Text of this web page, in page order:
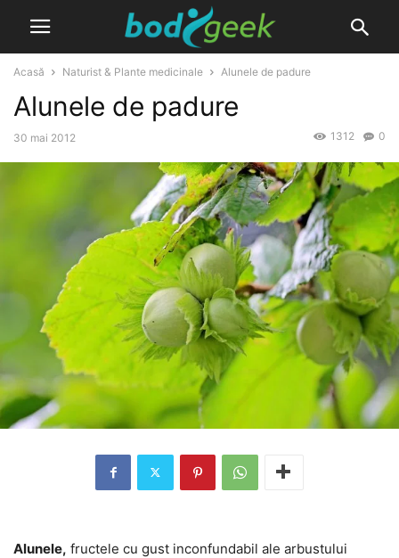
Acasă Naturist & Plante medicinale Alunele de padure
Alunele de padure
30 mai 2012 0
1312
Alunele, fructele cu gust inconfundabil ale arbustului